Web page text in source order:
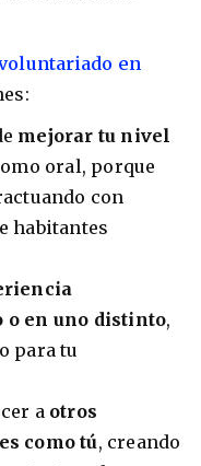
en
mejorar tu nivel
oral, porque
con
habitantes
o en uno distinto,
para tu
a otros
como tú, creando